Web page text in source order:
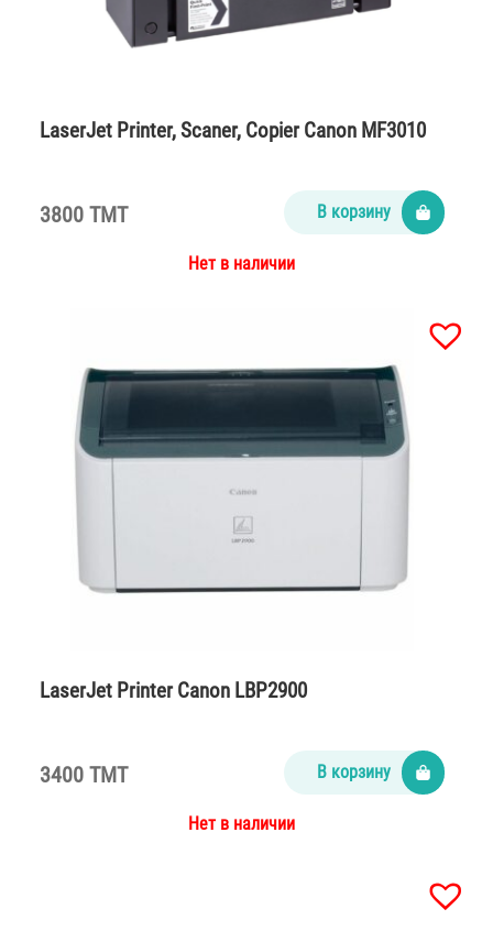
LaserJet Printer, Scaner, Copier Canon MF3010
3800 TMT В корзину
Нет в наличии
LaserJet Printer Canon LBP2900
3400 TMT В корзину
Нет в наличии